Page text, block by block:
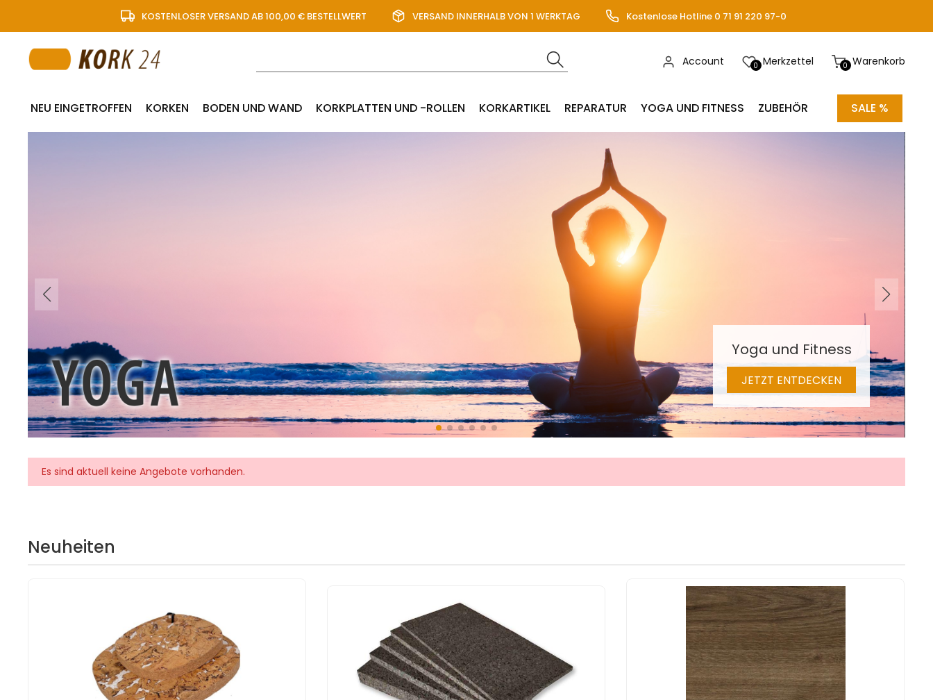
KOSTENLOSER VERSAND AB 100,00 € BESTELLWERT VERSAND INNERHALB VON 1 WERKTAG Kostenlose Hotline 0 71 91 220 97-0
0 Warenkorb
0 Merkzettel
Account
NEU EINGETROFFEN KORKEN BODEN UND WAND KORKPLATTEN UND -ROLLEN KORKARTIKEL REPARATUR YOGA UND FITNESS ZUBEHÖR SALE %
Yoga und Fitness
JETZT ENTDECKEN
Es sind aktuell keine Angebote vorhanden.
Neuheiten